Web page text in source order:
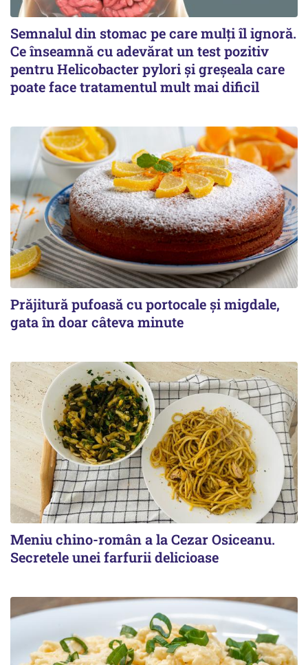
Semnalul din stomac pe care mulți îl ignoră.
Ce înseamnă cu adevărat un test pozitiv
pentru Helicobacter pylori și greșeala care
poate face tratamentul mult mai dificil
Prăjitură pufoasă cu portocale și migdale,
gata în doar câteva minute
Meniu chino-român a la Cezar Osiceanu.
Secretele unei farfurii delicioase